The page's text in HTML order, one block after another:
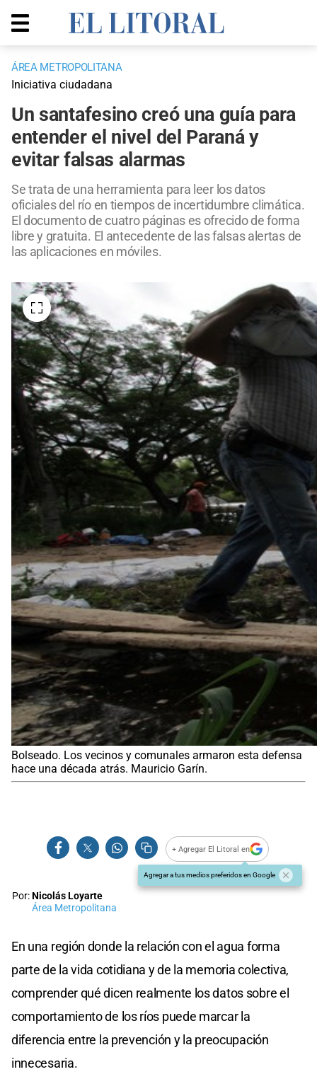
ÁREA METROPOLITANA
Iniciativa ciudadana
Un santafesino creó una guía para
entender el nivel del Paraná y
evitar falsas alarmas
Se trata de una herramienta para leer los datos
oficiales del río en tiempos de incertidumbre climática.
El documento de cuatro páginas es ofrecido de forma
libre y gratuita. El antecedente de las falsas alertas de
las aplicaciones en móviles.
Bolseado. Los vecinos y comunales armaron esta defensa
hace una década atrás. Mauricio Garín.
+ Agregar El Litoral en
Agregar a tus medios preferidos en Google
Por:Nicolás Loyarte
Área Metropolitana
En una región donde la relación con el agua forma
parte de la vida cotidiana y de la memoria colectiva,
comprender qué dicen realmente los datos sobre el
comportamiento de los ríos puede marcar la
diferencia entre la prevención y la preocupación
innecesaria.